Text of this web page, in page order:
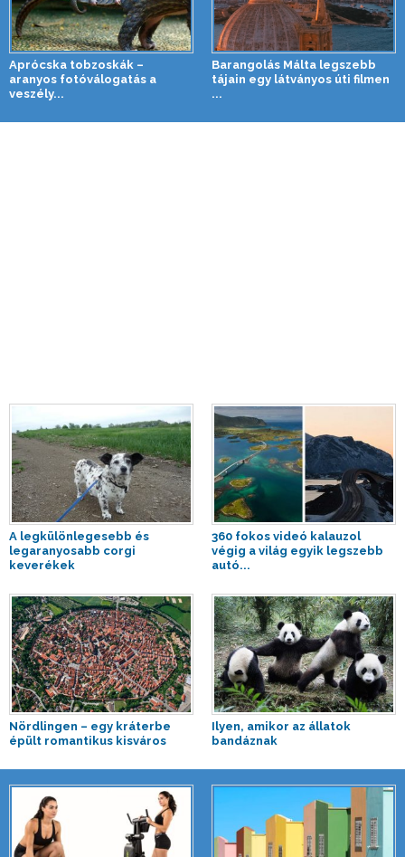
Aprócska tobzoskák –
aranyos fotóválogatás a
veszély...
Barangolás Málta legszebb
tájain egy látványos úti filmen
...
A legkülönlegesebb és
legaranyosabb corgi
keverékek
360 fokos videó kalauzol
végig a világ egyik legszebb
autó...
Nördlingen – egy kráterbe
épült romantikus kisváros
Ilyen, amikor az állatok
bandáznak